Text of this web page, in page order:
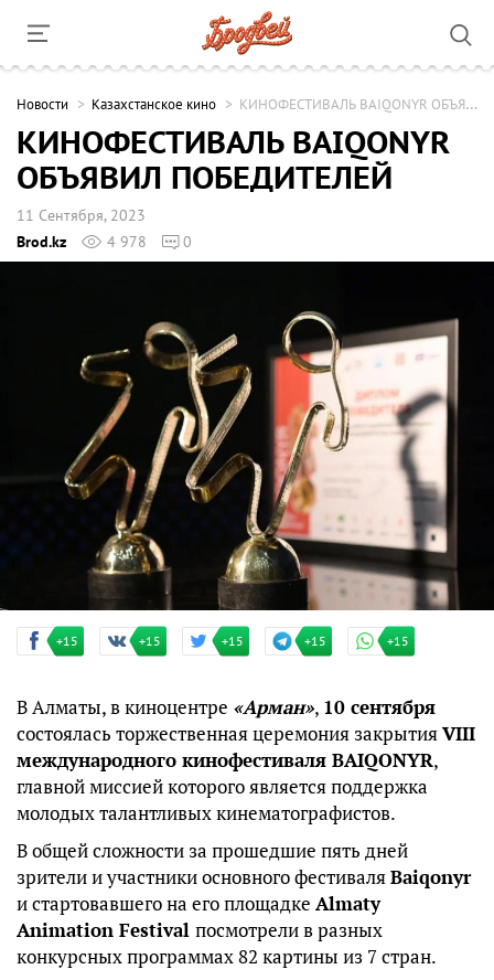
Новости Казахстанское кино КИНОФЕСТИВАЛЬ BAIQONYR ОБЪЯВИЛ ПОБЕДИТЕЛЕЙ
КИНОФЕСТИВАЛЬ BAIQONYR
ОБЪЯВИЛ ПОБЕДИТЕЛЕЙ
11 Сентября, 2023
Brod.kz
4 978 0
+15 +15 +15 +15 +15
В Алматы, в киноцентре «Арман», 10 сентября
состоялась торжественная церемония закрытияVIII
международного кинофестиваля BAIQONYR,
главной миссией которого является поддержка
молодых талантливых кинематографистов.
В общей сложности за прошедшие пять дней
зрители и участники основного фестиваляBaiqonyr
и стартовавшего на его площадке Almaty
Animation Festival посмотрели в разных
конкурсных программах 82 картины из 7 стран.